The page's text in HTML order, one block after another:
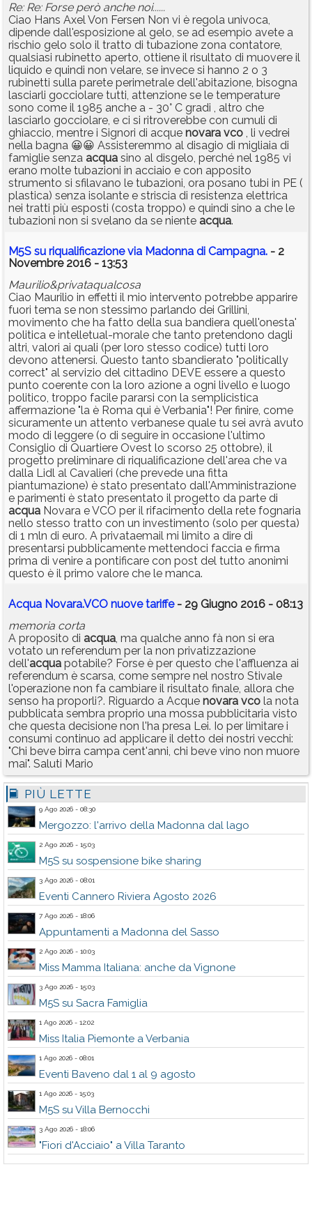
Re: Re: Forse però anche noi......
Ciao Hans Axel Von Fersen Non vi è regola univoca,
dipende dall'esposizione al gelo, se ad esempio avete a
rischio gelo solo il tratto di tubazione zona contatore,
qualsiasi rubinetto aperto, ottiene il risultato di muovere il
liquido e quindi non velare, se invece si hanno 2 o 3
rubinetti sulla parete perimetrale dell'abitazione, bisogna
lasciarli gocciolare tutti, attenzione se le temperature
sono come il 1985 anche a - 30° C gradi , altro che
lasciarlo gocciolare, e ci si ritroverebbe con cumuli di
ghiaccio, mentre i Signori di acque novara vco , li vedrei
nella bagna 😀😀 Assisteremmo al disagio di migliaia di
famiglie senza acqua sino al disgelo, perché nel 1985 vi
erano molte tubazioni in acciaio e con apposito
strumento si sfilavano le tubazioni, ora posano tubi in PE (
plastica) senza isolante e striscia di resistenza elettrica
nei tratti più esposti (costa troppo) e quindi sino a che le
tubazioni non si svelano da se niente acqua.
M5S su riqualificazione via Madonna di Campagna. - 2
Novembre 2016 - 13:53
Maurilio&privataqualcosa
Ciao Maurilio in effetti il mio intervento potrebbe apparire
fuori tema se non stessimo parlando dei Grillini,
movimento che ha fatto della sua bandiera quell'onesta'
politica e intelletual-morale che tanto pretendono dagli
altri, valori ai quali (per loro stesso codice) tutti loro
devono attenersi. Questo tanto sbandierato "politically
correct" al servizio del cittadino DEVE essere a questo
punto coerente con la loro azione a ogni livello e luogo
politico, troppo facile pararsi con la semplicistica
affermazione "la è Roma qui è Verbania"! Per finire, come
sicuramente un attento verbanese quale tu sei avrà avuto
modo di leggere (o di seguire in occasione l'ultimo
Consiglio di Quartiere Ovest lo scorso 25 ottobre), il
progetto preliminare di riqualificazione dell'area che va
dalla Lidl al Cavalieri (che prevede una fitta
piantumazione) è stato presentato dall'Amministrazione
e parimenti è stato presentato il progetto da parte di
acqua Novara e VCO per il rifacimento della rete fognaria
nello stesso tratto con un investimento (solo per questa)
di 1 mln di euro. A privataemail mi limito a dire di
presentarsi pubblicamente mettendoci faccia e firma
prima di venire a pontificare con post del tutto anonimi
questo è il primo valore che le manca.
Acqua Novara.VCO nuove tariffe- 29 Giugno 2016 - 08:13
memoria corta
A proposito di acqua, ma qualche anno fà non si era
votato un referendum per la non privatizzazione
dell'acqua potabile? Forse è per questo che l'affluenza ai
referendum è scarsa, come sempre nel nostro Stivale
l'operazione non fa cambiare il risultato finale, allora che
senso ha proporli?. Riguardo a Acque novara vco la nota
pubblicata sembra proprio una mossa pubblicitaria visto
che questa decisione non l'ha presa Lei. Io per limitare i
consumi continuo ad applicare il detto dei nostri vecchi:
"Chi beve birra campa cent'anni, chi beve vino non muore
mai". Saluti Mario
PIÙ LETTE
9 Ago 2026 - 08:30
Mergozzo: l'arrivo della Madonna dal lago
2 Ago 2026 - 15:03
M5S su sospensione bike sharing
3 Ago 2026 - 08:01
Eventi Cannero Riviera Agosto 2026
7 Ago 2026 - 18:06
Appuntamenti a Madonna del Sasso
2 Ago 2026 - 10:03
Miss Mamma Italiana: anche da Vignone
3 Ago 2026 - 15:03
M5S su Sacra Famiglia
1 Ago 2026 - 12:02
Miss Italia Piemonte a Verbania
1 Ago 2026 - 08:01
Eventi Baveno dal 1 al 9 agosto
1 Ago 2026 - 15:03
M5S su Villa Bernocchi
3 Ago 2026 - 18:06
"Fiori d'Acciaio" a Villa Taranto